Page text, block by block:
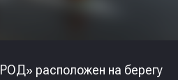
расположен на берегу